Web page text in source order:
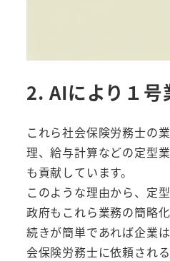
2. AIにより１号
これら社会保険労務士の
理、給与計算などの定型
も貢献しています。
このような理由から、定
政府もこれら業務の簡略
続きが簡単であれば企業
会保険労務士に依頼され